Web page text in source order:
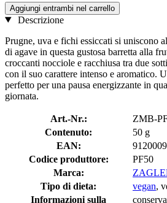
Aggiungi entrambi nel carrello
Descrizione
Prugne, uva e fichi essiccati si uniscono
di agave in questa gustosa barretta alla
croccanti nocciole e racchiusa tra due
con il suo carattere intenso e aromatico.
perfetto per una pausa energizzante in
giornata.
Art.-Nr.:
ZMB-
Contenuto:
50 g
EAN:
Codice produttore:
PF50
Marca:
Tipo di dieta:
vegan,
Informazioni sulla